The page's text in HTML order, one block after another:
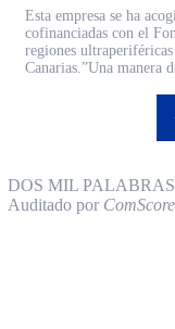
Esta empresa se ha
cofinanciadas con el
regiones
Canarias.”Una manera
DOS MIL PALABRAS
Auditado por ComScore